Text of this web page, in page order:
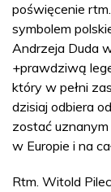
poświęcenie
symbolem
Andrzeja Duda
+prawdziwą
który w pełni
dzisiaj odbiera
zostać
w Europie i na
Rtm. Witold